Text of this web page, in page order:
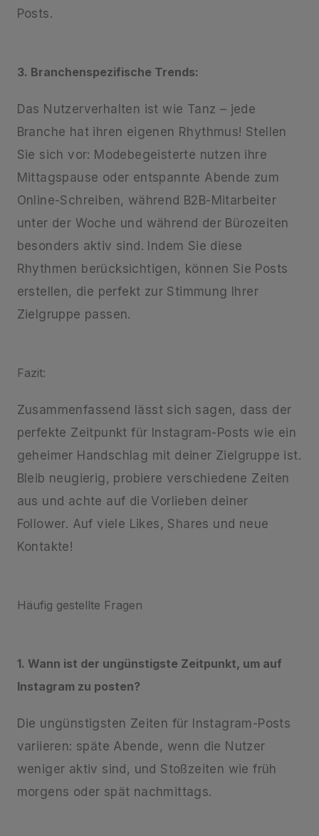
Posts.
3. Branchenspezifische Trends:
Das Nutzerverhalten ist wie Tanz – jede
Branche hat ihren eigenen Rhythmus! Stellen
Sie sich vor: Modebegeisterte nutzen ihre
Mittagspause oder entspannte Abende zum
Online-Schreiben, während B2B-Mitarbeiter
unter der Woche und während der Bürozeiten
besonders aktiv sind. Indem Sie diese
Rhythmen berücksichtigen, können Sie Posts
erstellen, die perfekt zur Stimmung Ihrer
Zielgruppe passen.
Fazit:
Zusammenfassend lässt sich sagen, dass der
perfekte Zeitpunkt für Instagram-Posts wie ein
geheimer Handschlag mit deiner Zielgruppe ist.
Bleib neugierig, probiere verschiedene Zeiten
aus und achte auf die Vorlieben deiner
Follower. Auf viele Likes, Shares und neue
Kontakte!
Häufig gestellte Fragen
1. Wann ist der ungünstigste Zeitpunkt, um auf
Instagram zu posten?
Die ungünstigsten Zeiten für Instagram-Posts
variieren: späte Abende, wenn die Nutzer
weniger aktiv sind, und Stoßzeiten wie früh
morgens oder spät nachmittags.